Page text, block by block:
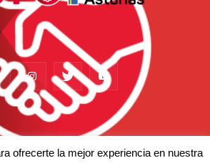
ofrecerte la mejor experiencia en nuestra